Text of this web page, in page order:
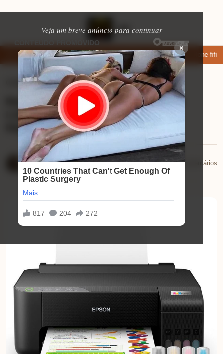
Veja um breve anúncio para continuar
×
apps de namoro que permitem enviar fotos e vídeos Microfone fifine
Celulares ⏱ 9 min de leitura
Review Impressora Epson EcoTank
L1250: Conheça a Revolução da
Impressão Sem Fim!
Mariana Souza
10/11/2025
📅 10/11/2025💬 0 comentários